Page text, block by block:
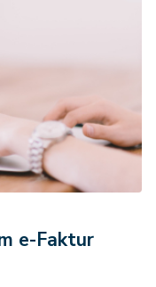
e-Faktur